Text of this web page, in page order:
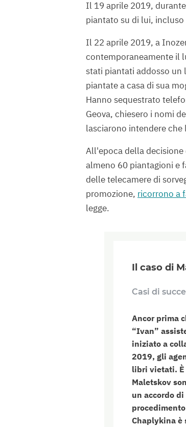
Il 19 aprile 2019,
piantato su di lui,
Il 22 aprile 2019, a
contemporaneamente il
stati piantati addosso un
piantate a casa di sua
Hanno sequestrato
Geova, chiesero i nomi
lasciarono intendere
All'epoca della decisione
almeno 60 piantagioni e
delle telecamere di
promozione, ricorrono a
legge.
Il caso di
Casi di
Ancor prima
“Ivan”
iniziato a
2019, gli
libri vietati. È
Maletskov
un accordo
Chaplykina è